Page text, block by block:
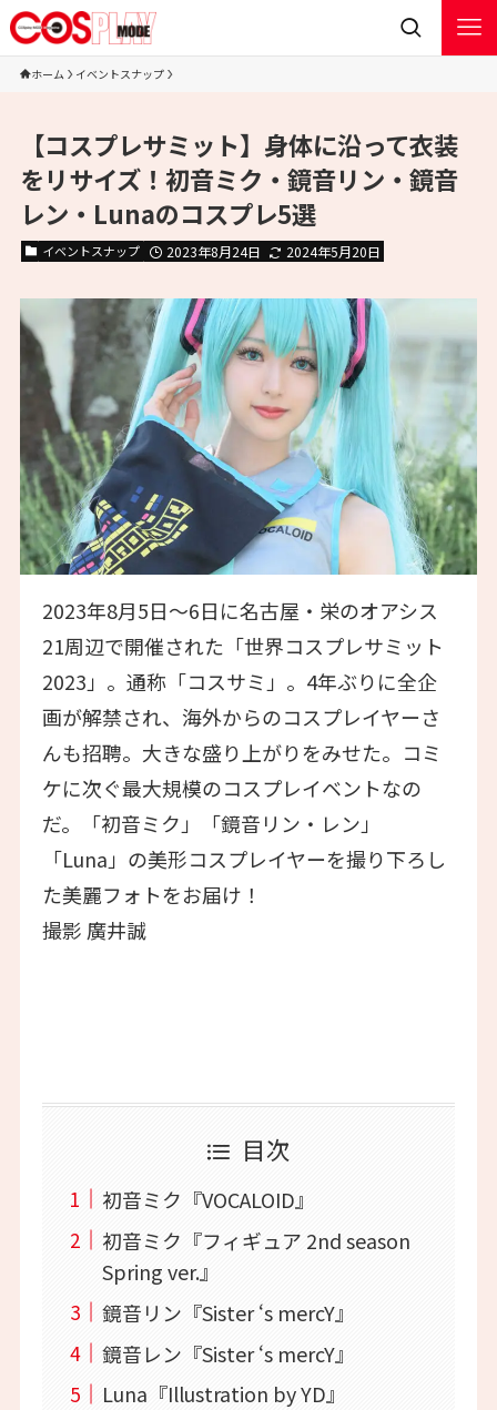
ホーム イベントスナップ
【コスプレサミット】身体に沿って衣装
をリサイズ！初音ミク・鏡音リン・鏡音
レン・Lunaのコスプレ5選
イベントスナップ 2023年8月24日 2024年5月20日
2023年8月5日〜6日に名古屋・栄のオアシス
21周辺で開催された「世界コスプレサミット
2023」。通称「コスサミ」。4年ぶりに全企
画が解禁され、海外からのコスプレイヤーさ
んも招聘。大きな盛り上がりをみせた。コミ
ケに次ぐ最大規模のコスプレイベントなの
だ。「初音ミク」「鏡音リン・レン」
「Luna」の美形コスプレイヤーを撮り下ろし
た美麗フォトをお届け！
撮影 廣井誠
目次
初音ミク『VOCALOID』
初音ミク『フィギュア 2nd season
Spring ver.』
鏡音リン『Sister ‘s mercY』
鏡音レン『Sister ‘s mercY』
Luna『Illustration by YD』